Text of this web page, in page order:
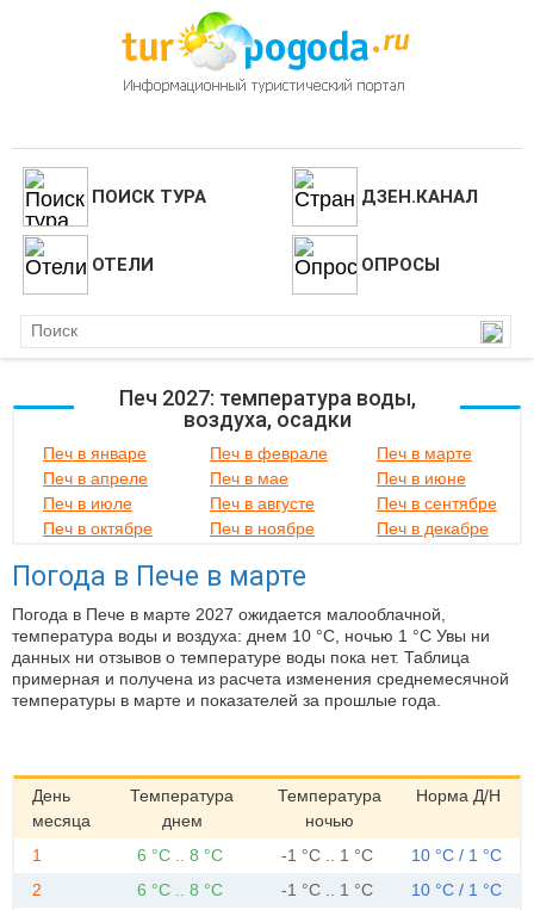
ПОИСК ТУРА ДЗЕН.КАНАЛ
ОТЕЛИ ОПРОСЫ
Печ 2027: температура воды,
воздуха, осадки
Печ в январе Печ в феврале
Печ в марте
Печ в апреле
Печ в мае
Печ в июне
Печ в июле
Печ в августе
Печ в сентябре
Печ в октябре
Печ в ноябре Печ в декабре
Погода в Пече в марте
Погода в Пече в марте 2027 ожидается малооблачной,
температура воды и воздуха: днем 10 °C, ночью 1 °C Увы ни
данных ни отзывов о температуре воды пока нет. Таблица
примерная и получена из расчета изменения среднемесячной
температуры в марте и показателей за прошлые года.
День
месяца
Температура
днем
Температура
ночью
Норма Д/Н
1 6 °C .. 8 °C -1 °C .. 1 °C
10 °C / 1 °C
2
6 °C .. 8 °C -1 °C .. 1 °C
10 °C / 1 °C